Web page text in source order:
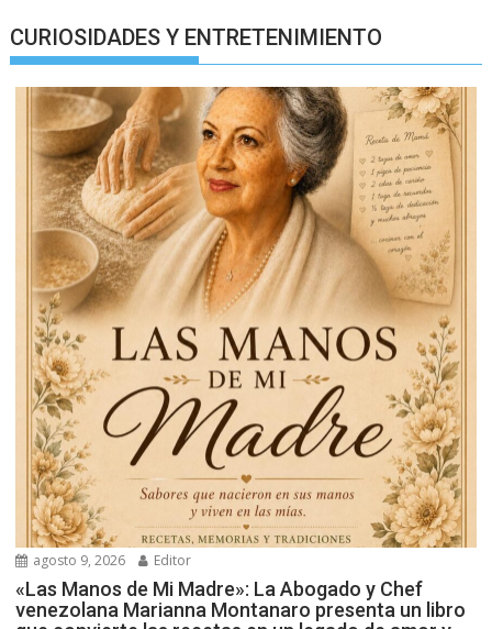
CURIOSIDADES Y ENTRETENIMIENTO
agosto 9, 2026 Editor
«Las Manos de Mi Madre»: La Abogado y Chef
venezolana Marianna Montanaro presenta un libro